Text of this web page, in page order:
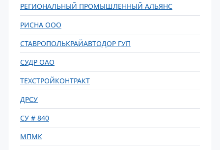
РЕГИОНАЛЬНЫЙ ПРОМЫШЛЕННЫЙ АЛЬЯНС
РИСНА ООО
СТАВРОПОЛЬКРАЙАВТОДОР ГУП
СУДР ОАО
ТЕХСТРОЙКОНТРАКТ
ДРСУ
СУ # 840
МПМК